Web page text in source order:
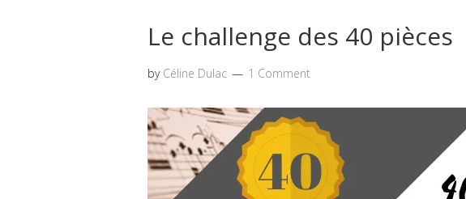
Le challenge des 40 pièces
by Céline Dulac 1 Comment